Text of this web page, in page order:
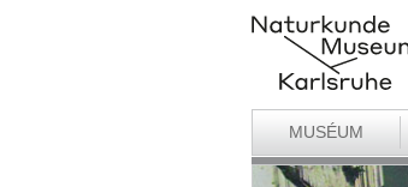
MUSÉUM